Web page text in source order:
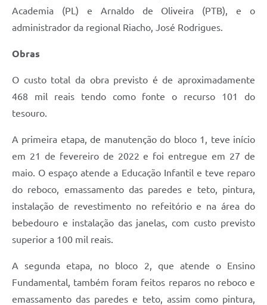
Academia (PL) e Arnaldo de Oliveira (PTB), e o
administrador da regional Riacho, José Rodrigues.
Obras
O custo total da obra previsto é de aproximadamente
468 mil reais tendo como fonte o recurso 101 do
tesouro.
A primeira etapa, de manutenção do bloco 1, teve início
em 21 de fevereiro de 2022 e foi entregue em 27 de
maio. O espaço atende a Educação Infantil e teve reparo
do reboco, emassamento das paredes e teto, pintura,
instalação de revestimento no refeitório e na área do
bebedouro e instalação das janelas, com custo previsto
superior a 100 mil reais.
A segunda etapa, no bloco 2, que atende o Ensino
Fundamental, também foram feitos reparos no reboco e
emassamento das paredes e teto, assim como pintura,